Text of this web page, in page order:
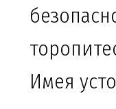
Имея